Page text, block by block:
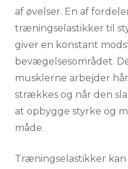
af øvelser. En af
træningselastikker til
giver en konstant
bevægelsesområdet.
musklerne arbejder
strækkes og når den
at opbygge styrke og
måde.
Træningselastikker